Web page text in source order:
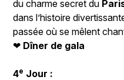
du charme secret du
dans l’histoire
passée où se mêlent
❤ Dîner de gala
4e Jour :